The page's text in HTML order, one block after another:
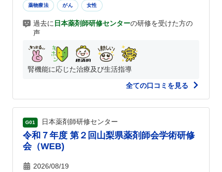
薬物療法 がん 女性
過去に 日本薬剤師研修センターの研修を受けた方の
声
腎機能に応じた治療及び生活指導
全ての口コミを見る
G01 日本薬剤師研修センター
令和７年度 第２回山梨県薬剤師会学術研修
会（WEB)
2026/08/19